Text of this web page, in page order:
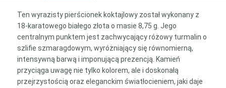
Ten wyrazisty pierścionek koktajlowy został wykonany z
18-karatowego białego złota o masie 8,75 g. Jego
centralnym punktem jest zachwycający różowy turmalin o
szlifie szmaragdowym, wyróżniający się równomierną,
intensywną barwą i imponującą prezencją. Kamień
przyciąga uwagę nie tylko kolorem, ale i doskonałą
przejrzystością oraz eleganckim światłocieniem, jaki daje